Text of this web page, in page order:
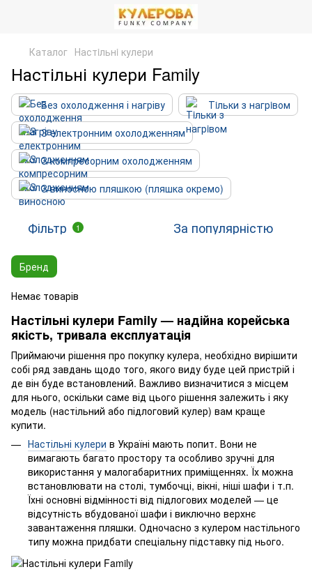
Каталог Настiльнi кулери
Настільні кулери Family
Без охолодження і нагріву
Тiльки з нагрiвом
З електронним охолодженням
З компресорним охолодженням
З виносною пляшкою (пляшка окремо)
Фільтр 1 За популярністю
Бренд
Немає товарів
Настільні кулери Family — надійна корейська
якість, тривала експлуатація
Приймаючи рішення про покупку кулера, необхідно вирішити
собі ряд завдань щодо того, якого виду буде цей пристрій і
де він буде встановлений. Важливо визначитися з місцем
для нього, оскільки саме від цього рішення залежить і яку
модель (настільний або підлоговий кулер) вам краще
купити.
Настільні кулери в Україні мають попит. Вони не
вимагають багато простору та особливо зручні для
використання у малогабаритних приміщеннях. Їх можна
встановлювати на столі, тумбочці, вікні, ніші шафи і т.п.
Їхні основні відмінності від підлогових моделей — це
відсутність вбудованої шафи і виключно верхнє
завантаження пляшки. Одночасно з кулером настільного
типу можна придбати спеціальну підставку під нього.